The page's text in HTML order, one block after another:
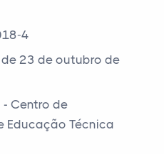
4
de 23 de outubro de
- Centro de
Educação Técnica